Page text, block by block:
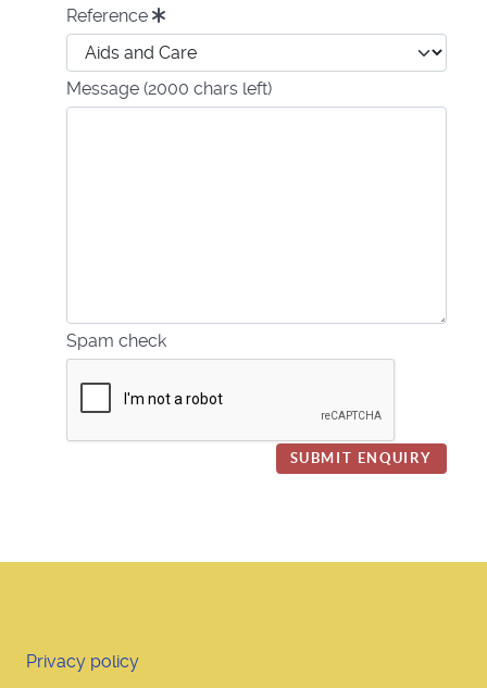
Reference
Message (2000 chars left)
Spam check
SUBMIT ENQUIRY
Privacy policy